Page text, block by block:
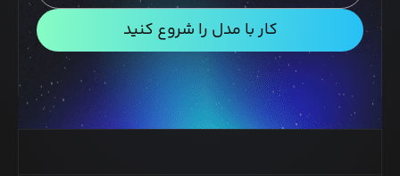
کار با مدل را شروع کنید